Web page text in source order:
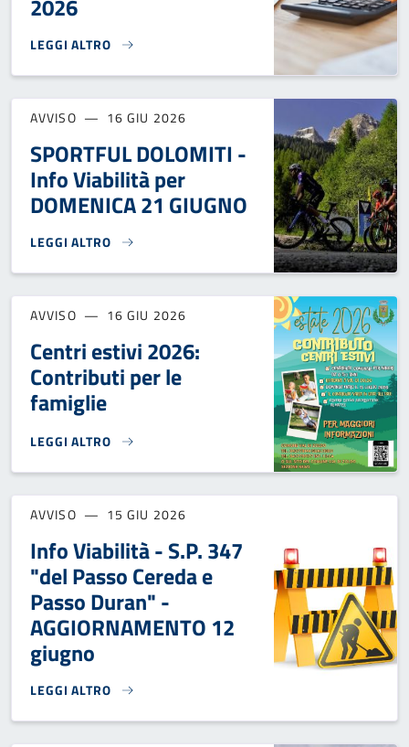
2026
LEGGI ALTRO
DICHIARAZIONE ANNUALE IMPOSTA DI SOGGIORNO ANNO
AVVISO 16 GIU 2026
SPORTFUL DOLOMITI -
Info Viabilità per
DOMENICA 21 GIUGNO
LEGGI ALTRO
SPORTFUL DOLOMITI - INFO VIABILITÀ PER DOMENICA 21
AVVISO 16 GIU 2026
Centri estivi 2026:
Contributi per le
famiglie
LEGGI ALTRO
CENTRI ESTIVI 2026: CONTRIBUTI PER LE FAMIGLIE}
AVVISO 15 GIU 2026
Info Viabilità - S.P. 347
"del Passo Cereda e
Passo Duran" -
AGGIORNAMENTO 12
giugno
LEGGI ALTRO
INFO VIABILITÀ - S.P. 347 "DEL PASSO CEREDA E PASSO